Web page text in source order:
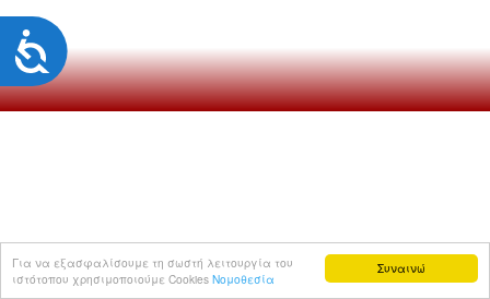
Συναινώ
Για να εξασφαλίσουμε τη σωστή λειτουργία του
ιστότοπου χρησιμοποιούμε Cookies Νομοθεσία
Προσιτότητα
Συνήγορος του φοιτητή
Απασχόληση & Σταδιοδρομία
Διάφορα χρήσιμα
Προσωπικό